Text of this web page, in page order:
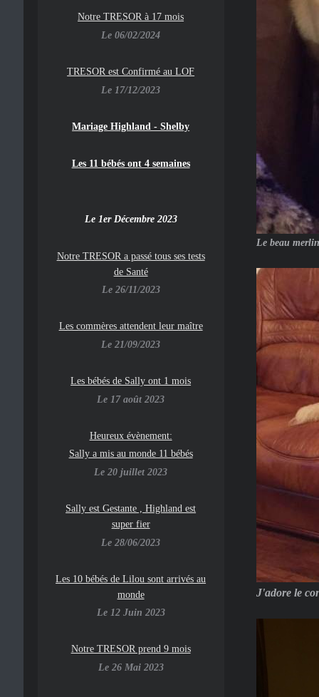
Le beau
J'adore le
Notre TRESOR à 17 mois
Le 06/02/2024
TRESOR est Confirmé au LOF
Le 17/12/2023
Mariage Highland - Shelby
Les 11 bébés ont 4 semaines
Le 1er Décembre 2023
Notre TRESOR a passé tous ses tests
de Santé
Le 26/11/2023
Les commères attendent leur maître
Le 21/09/2023
Les bébés de Sally ont 1 mois
Le 17 août 2023
Heureux évènement:
Sally a mis au monde 11 bébés
Le 20 juillet 2023
Sally est Gestante , Highland est
super fier
Le 28/06/2023
Les 10 bébés de Lilou sont arrivés au
monde
Le 12 Juin 2023
Notre TRESOR prend 9 mois
Le 26 Mai 2023